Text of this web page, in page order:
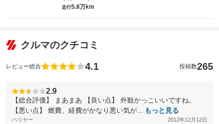
走行5.8万km
クルマのクチコミ
レビュー総合 4.1 投稿数265
2.9
【総合評価】 まあまあ 【良い点】 外観かっこいいですね。
【悪い点】 燃費、経費がかなり悪い気が...
もっと見る
ハリヤー 2012年12月12日